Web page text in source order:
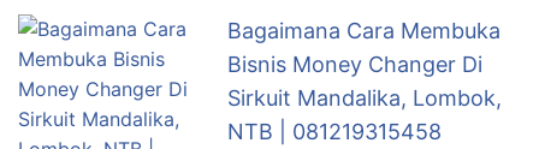
Bagaimana Cara Membuka
Bisnis Money Changer Di
Sirkuit Mandalika, Lombok,
NTB | 081219315458